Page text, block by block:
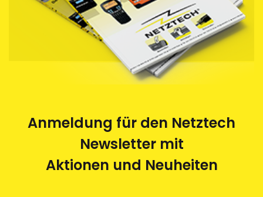
Anmeldung für den Netztech
Newsletter mit
Aktionen und Neuheiten